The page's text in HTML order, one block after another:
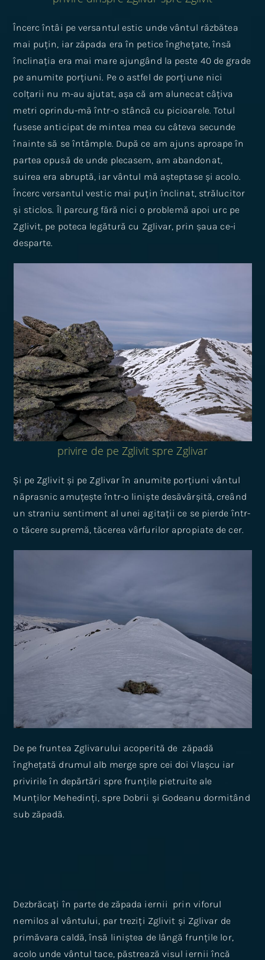
Încerc întâi pe versantul estic unde vântul răzbătea
mai puțin, iar zăpada era în petice înghețate, însă
înclinația era mai mare ajungând la peste 40 de grade
pe anumite porțiuni. Pe o astfel de porțiune nici
colțarii nu m-au ajutat, așa că am alunecat câțiva
metri oprindu-mă într-o stâncă cu picioarele. Totul
fusese anticipat de mintea mea cu câteva secunde
înainte să se întâmple. După ce am ajuns aproape în
partea opusă de unde plecasem, am abandonat,
suirea era abruptă, iar vântul mă așteptase și acolo.
Încerc versantul vestic mai puțin înclinat, strălucitor
și sticlos. Îl parcurg fără nici o problemă apoi urc pe
Zglivit, pe poteca legătură cu Zglivar, prin șaua ce-i
desparte.
privire de pe Zglivit spre Zglivar
Și pe Zglivit și pe Zglivar în anumite porțiuni vântul
năprasnic amuțește într-o liniște desăvârșită, creând
un straniu sentiment al unei agitații ce se pierde într-
o tăcere supremă, tăcerea vârfurilor apropiate de cer.
De pe fruntea Zglivarului acoperită de zăpadă
înghețată drumul alb merge spre cei doi Vlașcu iar
privirile în depărtări spre frunțile pietruite ale
Munților Mehedinți, spre Dobrii și Godeanu dormitând
sub zăpadă.
Dezbrăcați în parte de zăpada iernii prin viforul
nemilos al vântului, par treziți Zglivit și Zglivar de
primăvara caldă, însă liniștea de lângă frunțile lor,
acolo unde vântul tace, păstrează visul iernii încă